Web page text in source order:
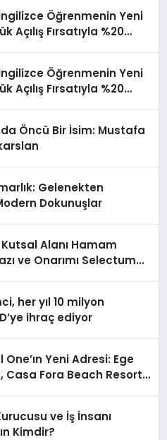
Öğrenmenin Yeni
Açılış Fırsatıyla %20
Öğrenmenin Yeni
Açılış Fırsatıyla %20
Öncü Bir İsim: Mustafa
Gelenekten
Dokunuşlar
Alanı Hamam
ve Onarımı Selectum
her yıl 10 milyon
ihraç ediyor
Yeni Adresi: Ege
Casa Fora Beach Resort
ve İş İnsanı
Kimdir?